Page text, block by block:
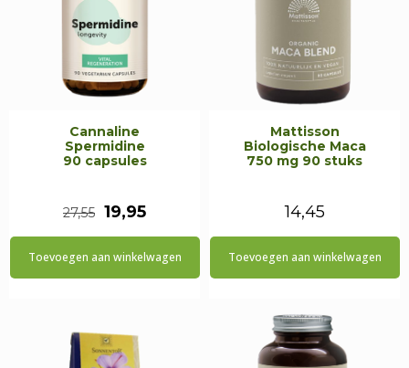
Cannaline
Spermidine
90 capsules
27,55 Oorspronkelijke
prijs
19,95Huidige
prijs
Toevoegen aan winkelwagen
Mattisson
Biologische Maca
750 mg 90 stuks
14,45
Toevoegen aan winkelwagen